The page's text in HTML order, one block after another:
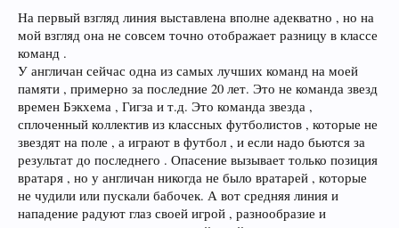
На первый взгляд линия выставлена вполне адекватно , но на
мой взгляд она не совсем точно отображает разницу в классе
команд .
У англичан сейчас одна из самых лучших команд на моей
памяти , примерно за последние 20 лет. Это не команда звезд
времен Бэкхема , Гигза и т.д. Это команда звезда ,
сплоченный коллектив из классных футболистов , которые не
звездят на поле , а играют в футбол , и если надо бьются за
результат до последнего . Опасение вызывает только позиция
вратаря , но у англичан никогда не было вратарей , которые
не чудили или пускали бабочек. А вот средняя линия и
нападение радуют глаз своей игрой , разнообразие и